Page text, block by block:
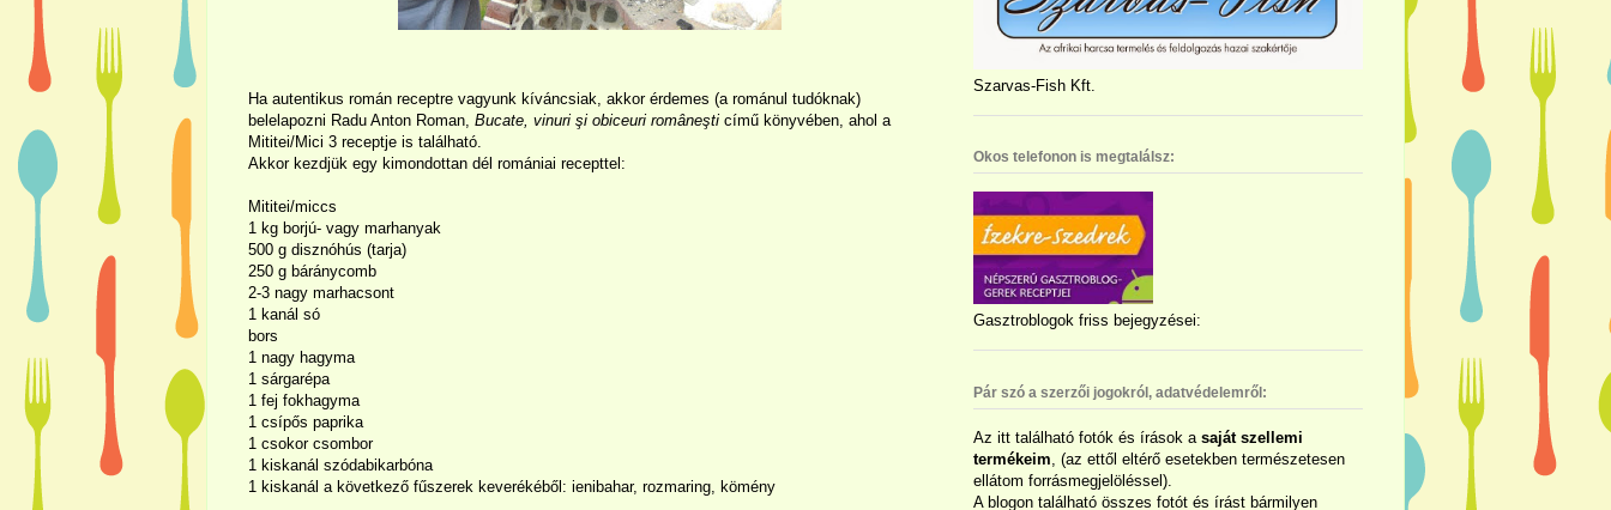
Ha autentikus román receptre vagyunk kíváncsiak, akkor érdemes (a románul tudóknak)
belelapozni Radu Anton Roman, Bucate, vinuri şi obiceuri româneşti című könyvében, ahol a
Mititei/Mici 3 receptje is található.
Akkor kezdjük egy kimondottan dél romániai recepttel:
Mititei/miccs
1 kg borjú- vagy marhanyak
500 g disznóhús (tarja)
250 g báránycomb
2-3 nagy marhacsont
1 kanál só
bors
1 nagy hagyma
1 sárgarépa
1 fej fokhagyma
1 csípős paprika
1 csokor csombor
1 kiskanál szódabikarbóna
1 kiskanál a következő fűszerek keverékéből: ienibahar, rozmaring, kömény
Szarvas-Fish Kft.
Okos telefonon is megtalálsz:
Gasztroblogok friss bejegyzései:
Pár szó a szerzői jogokról, adatvédelemről:
Az itt található fotók és írások a saját szellemi
termékeim , (az ettől eltérő esetekben természetesen
ellátom forrásmegjelöléssel).
A blogon található összes fotót és írást bármilyen